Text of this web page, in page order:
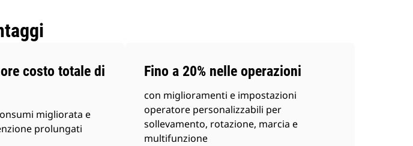
costo totale di
migliorata e
prolungati
Fino a 20% nelle operazioni
con miglioramenti e impostazioni
operatore personalizzabili per
sollevamento, rotazione, marcia e
multifunzione